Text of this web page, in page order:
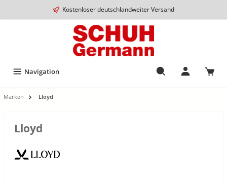
Kostenloser deutschlandweiter Versand
Navigation
Marken Lloyd
Lloyd